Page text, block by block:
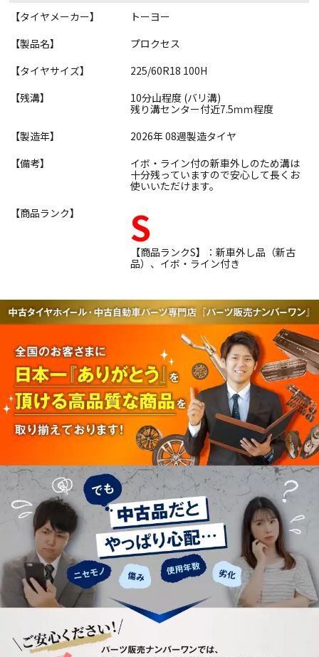
【タイヤメーカー】
トーヨー
【製品名】
プロクセス
【タイヤサイズ】
225/60R18 100H
【残溝】
10分山程度 (バリ溝)
残り溝センター付近7.5ｍｍ程度
【製造年】
2026年 08週製造タイヤ
【備考】
イボ・ライン付の新車外しのため溝は
十分残っていますので安心して長くお
使いいただけます。
【商品ランク】
S
【商品ランクS】：新車外し品（新古
品）、イボ・ライン付き